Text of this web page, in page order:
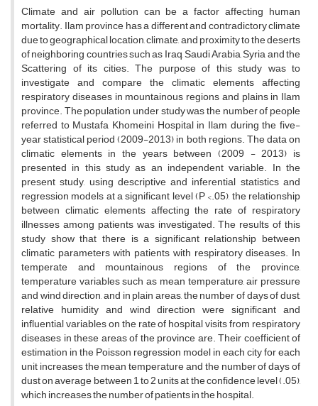
Climate and air pollution can be a factor affecting human
mortality. Ilam province has a different and contradictory climate
due to geographical location, climate, and proximity to the deserts
of neighboring countries such as Iraq, Saudi Arabia, Syria and the
Scattering of its cities. The purpose of this study was to
investigate and compare the climatic elements affecting
respiratory diseases in mountainous regions and plains in Ilam
province. The population under study was the number of people
referred to Mustafa Khomeini Hospital in Ilam during the five-
year statistical period (2009-2013) in both regions. The data on
climatic elements in the years between (2009 - 2013) is
presented in this study as an independent variable. In the
present study, using descriptive and inferential statistics and
regression models at a significant level (P <.05), the relationship
between climatic elements affecting the rate of respiratory
illnesses among patients was investigated. The results of this
study show that there is a significant relationship between
climatic parameters with patients with respiratory diseases. In
temperate and mountainous regions of the province,
temperature variables such as mean temperature, air pressure
and wind direction, and in plain areas, the number of days of dust,
relative humidity and wind direction were significant and
influential variables on the rate of hospital visits from respiratory
diseases in these areas of the province are. Their coefficient of
estimation in the Poisson regression model in each city for each
unit increases the mean temperature and the number of days of
dust on average between 1 to 2 units at the confidence level (.05),
which increases the number of patients in the hospital.